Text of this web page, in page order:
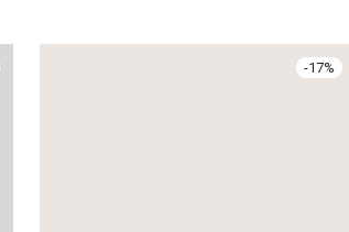
-17%